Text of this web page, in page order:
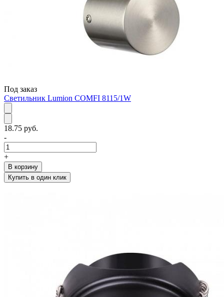
Под заказ
Светильник Lumion COMFI 8115/1W
18.75 руб.
-
+
В корзину
Купить в один клик